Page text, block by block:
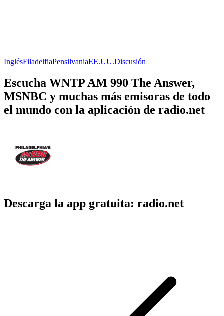
InglésFiladelfiaPensilvaniaEE.UU.Discusión
Escucha WNTP AM 990 The Answer,
MSNBC y muchas más emisoras de todo
el mundo con la aplicación de radio.net
Descarga la app gratuita: radio.net